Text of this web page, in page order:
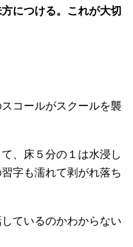
につける。これが大切
コールがスクールを襲
、床５分の１は水浸し
字も濡れて剥がれ落ち
ているのかわからない